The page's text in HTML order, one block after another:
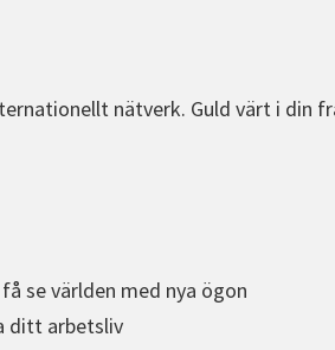
nätverk. Guld värt i din
se världen med nya ögon
ditt arbetsliv